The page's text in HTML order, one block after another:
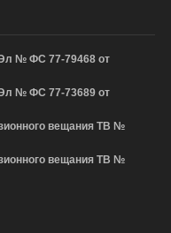
№ ФС 77-79468 от
№ ФС 77-73689 от
вещания ТВ №
вещания ТВ №